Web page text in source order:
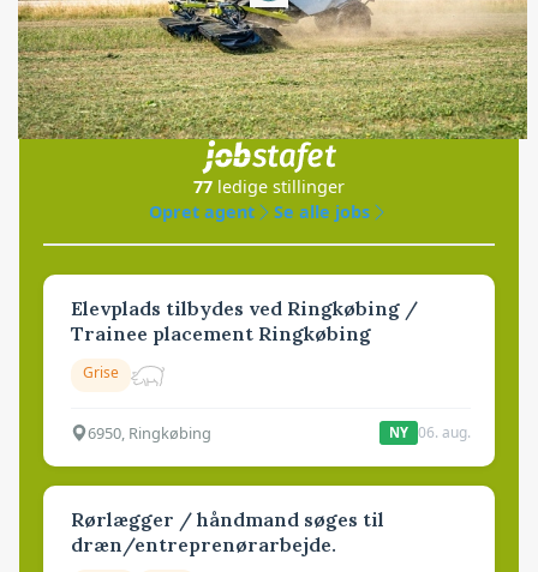
Jobs
i samarbejde med
77 ledige stillinger
Opret agent
Se alle jobs
Elevplads tilbydes ved Ringkøbing /
Trainee placement Ringkøbing
Grise
6950, Ringkøbing NY 06. aug.
Rørlægger / håndmand søges til
dræn/entreprenørarbejde.